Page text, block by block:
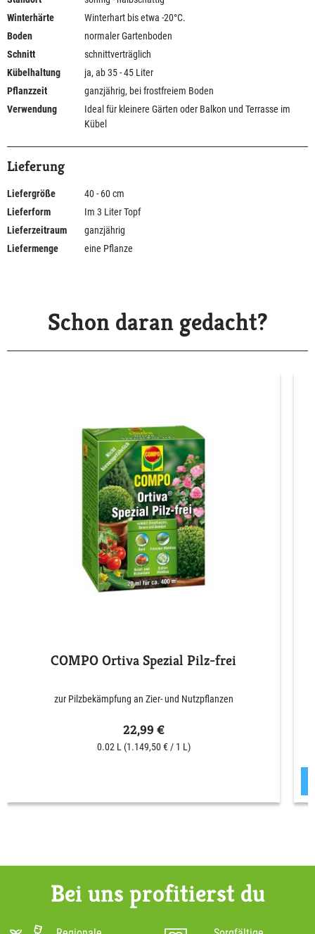
Winterhärte
Winterhart bis etwa -20°C.
Boden
normaler Gartenboden
Schnitt
schnittverträglich
Kübelhaltung
ja, ab 35 - 45 Liter
Pflanzzeit
ganzjährig, bei frostfreiem Boden
Verwendung
Ideal für kleinere Gärten oder Balkon und Terrasse im
Kübel
Lieferung
Liefergröße
40 - 60 cm
Lieferform
Im 3 Liter Topf
Lieferzeitraum
ganzjährig
Liefermenge
eine Pflanze
Schon daran gedacht?
COMPO Ortiva Spezial Pilz-frei
zur Pilzbekämpfung an Zier- und Nutzpflanzen
22,99 €
0.02 L (1.149,50 € / 1 L)
Bei uns profitierst du